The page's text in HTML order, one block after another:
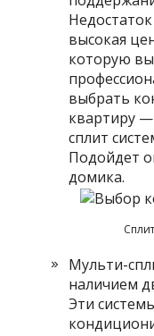
высокая
которую
выбрать
квартиру
сплит
Подойдет
домика.
Мульти-
наличием
Эти